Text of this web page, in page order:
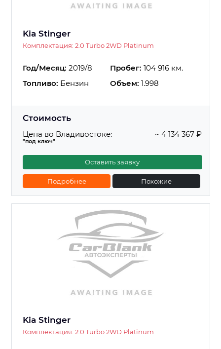
Kia Stinger
Комплектация: 2.0 Turbo 2WD Platinum
Год/Месяц: 2019/8 Пробег: 104 916 км.
Топливо: Бензин Объем: 1.998
Стоимость
Цена во Владивостоке:
"под ключ"
~ 4 134 367 ₽
Оставить заявку
Подробнее Похожие
Kia Stinger
Комплектация: 2.0 Turbo 2WD Platinum